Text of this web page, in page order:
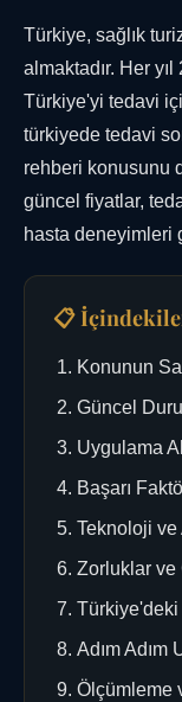
Türkiye, sağlık
almaktadır. Her
Türkiye'yi tedavi
türkiyede tedavi
rehberi konusunu
güncel fiyatlar,
hasta deneyimleri
📋
Konunun
Güncel
Uygulama
Başarı
Teknoloji ve
Zorluklar ve
Türkiye'deki
Adım Adım
Ölçümleme